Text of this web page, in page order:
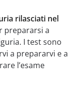
rilasciati nel
prepararsi a
I test sono
a prepararvi e a
l’esame